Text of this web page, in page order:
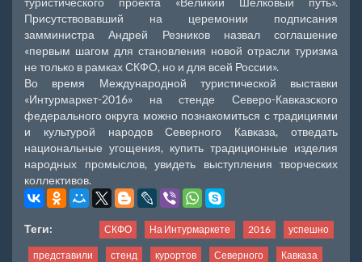
Присутствовавший на церемонии подписания
замминистра Андрей Резников назвал соглашение
«первым шагом для становления новой отрасли туризма
не только в рамках СКФО, но и для всей России».
Во время Международной туристической выставки
«Интурмаркет-2016» на стенде Северо-Кавказского
федерального округа можно познакомиться с традициями
и культурой народов Северного Кавказа, отведать
национальные угощения, купить традиционные изделия
народных промыслов, увидеть выступления творческих
коллективов.
Теги: СКФО На Интурмаркете 2016 успешно
представили стенд курортов Северного Кавказа